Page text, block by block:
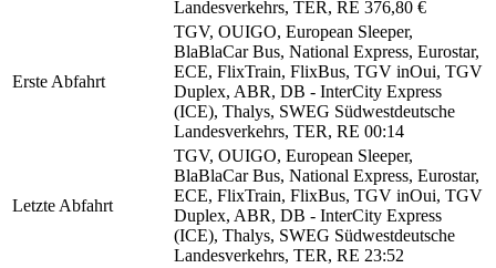
Landesverkehrs, TER, RE 376,80 €
Erste Abfahrt
TGV, OUIGO, European Sleeper,
BlaBlaCar Bus, National Express, Eurostar,
ECE, FlixTrain, FlixBus, TGV inOui, TGV
Duplex, ABR, DB - InterCity Express
(ICE), Thalys, SWEG Südwestdeutsche
Landesverkehrs, TER, RE 00:14
Letzte Abfahrt
TGV, OUIGO, European Sleeper,
BlaBlaCar Bus, National Express, Eurostar,
ECE, FlixTrain, FlixBus, TGV inOui, TGV
Duplex, ABR, DB - InterCity Express
(ICE), Thalys, SWEG Südwestdeutsche
Landesverkehrs, TER, RE 23:52